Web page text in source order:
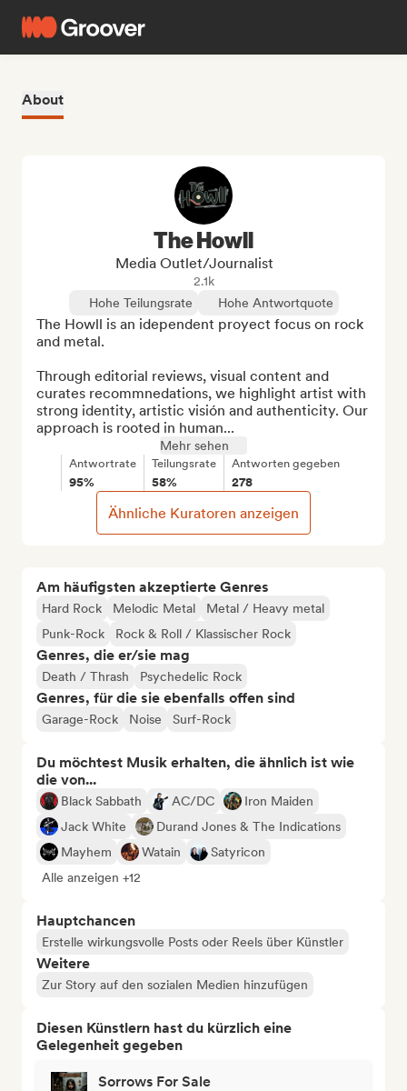
About
Am häufigsten akzeptierte Genres
Hard Rock Melodic Metal
Metal / Heavy metal
Punk-Rock
Rock & Roll / Klassischer Rock
Genres, die er/sie mag
Death / Thrash Psychedelic Rock
Genres, für die sie ebenfalls offen sind
Garage-Rock Noise Surf-Rock
Du möchtest Musik erhalten, die ähnlich ist wie
die von...
Black Sabbath AC/DC
Iron Maiden
Jack White
Durand Jones & The Indications
Mayhem
Watain
Satyricon
Alle anzeigen +12
Hauptchancen
Erstelle wirkungsvolle Posts oder Reels über Künstler
Weitere
Zur Story auf den sozialen Medien hinzufügen
Diesen Künstlern hast du kürzlich eine
Gelegenheit gegeben
Sorrows For Sale
The Howll
Media Outlet/Journalist
2.1k
Hohe Teilungsrate
Hohe Antwortquote
The Howll is an idependent proyect focus on rock
and metal.
Through editorial reviews, visual content and
curates recommnedations, we highlight artist with
strong identity, artistic visión and authenticity. Our
approach is rooted in human...
Mehr sehen
Antwortrate
95%
Teilungsrate
58%
Antworten gegeben
278
Ähnliche Kuratoren anzeigen